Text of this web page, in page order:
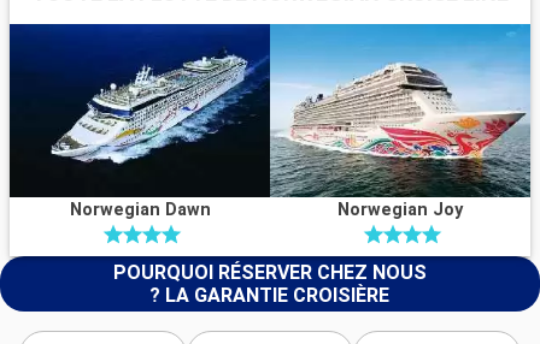
Norwegian Dawn Norwegian Joy
POURQUOI RÉSERVER CHEZ NOUS
? LA GARANTIE CROISIÈRE